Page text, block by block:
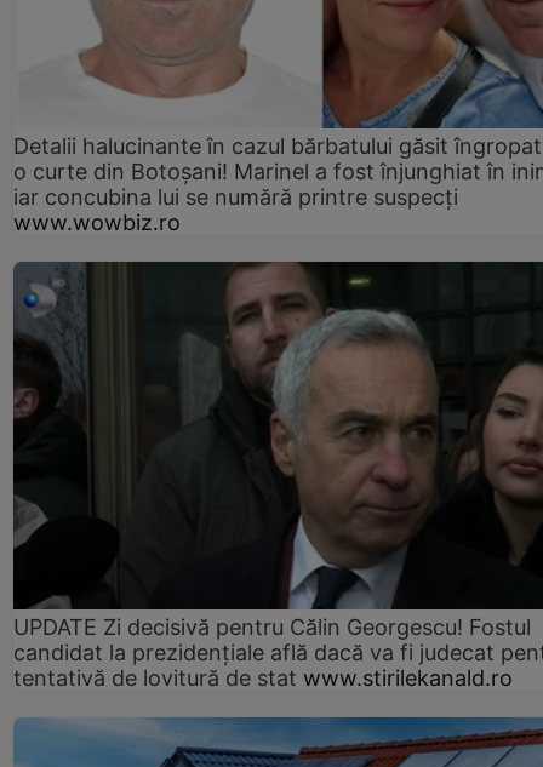
Detalii halucinante în cazul bărbatului găsit
o curte din Botoșani! Marinel a fost înjunghiat în
iar concubina lui se numără printre suspecți
www.wowbiz.ro
UPDATE Zi decisivă pentru Călin Georgescu! Fostul
candidat la prezidențiale află dacă va fi judecat
tentativă de lovitură de stat www.stirilekanald.ro